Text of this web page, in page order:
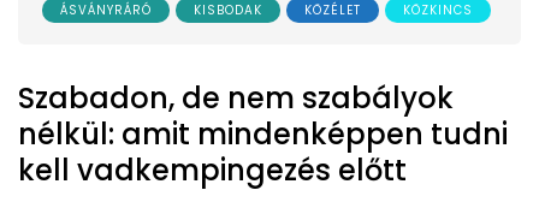
ÁSVÁNYRÁRÓ KISBODAK KÖZÉLET KÖZKINCS
Szabadon, de nem szabályok
nélkül: amit mindenképpen tudni
kell vadkempingezés előtt